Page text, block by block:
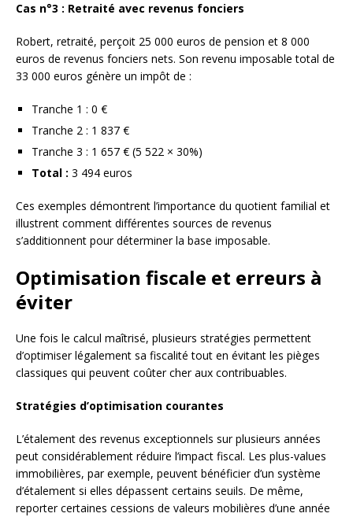
Cas n°3 : Retraité avec revenus fonciers
Robert, retraité, perçoit 25 000 euros de pension et 8 000
euros de revenus fonciers nets. Son revenu imposable total de
33 000 euros génère un impôt de :
Tranche 1 : 0 €
Tranche 2 : 1 837 €
Tranche 3 : 1 657 € (5 522 × 30%)
Total : 3 494 euros
Ces exemples démontrent l’importance du quotient familial et
illustrent comment différentes sources de revenus
s’additionnent pour déterminer la base imposable.
Optimisation fiscale et erreurs à
éviter
Une fois le calcul maîtrisé, plusieurs stratégies permettent
d’optimiser légalement sa fiscalité tout en évitant les pièges
classiques qui peuvent coûter cher aux contribuables.
Stratégies d’optimisation courantes
L’étalement des revenus exceptionnels sur plusieurs années
peut considérablement réduire l’impact fiscal. Les plus-values
immobilières, par exemple, peuvent bénéficier d’un système
d’étalement si elles dépassent certains seuils. De même,
reporter certaines cessions de valeurs mobilières d’une année